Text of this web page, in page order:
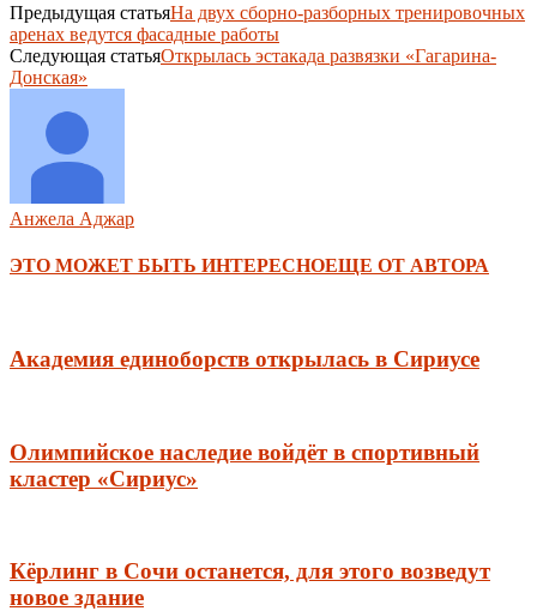
Предыдущая статьяНа двух сборно-разборных тренировочных
аренах ведутся фасадные работы
Следующая статьяОткрылась эстакада развязки «Гагарина-
Донская»
Анжела Аджар
ЭТО МОЖЕТ БЫТЬ ИНТЕРЕСНОЕЩЕ ОТ АВТОРА
Академия единоборств открылась в Сириусе
Олимпийское наследие войдёт в спортивный
кластер «Сириус»
Кёрлинг в Сочи останется, для этого возведут
новое здание